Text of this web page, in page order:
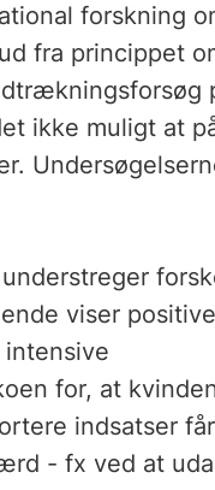
forskning
fra princippet
ikke muligt at
viser positive
for, at
indsatser får
- fx ved at